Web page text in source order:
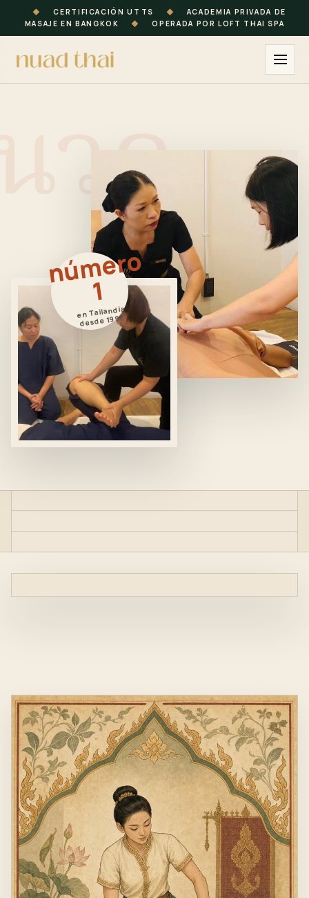
◆ CERTIFICACIÓN UTTS ◆
ACADEMIA PRIVADA DE
MASAJE EN BANGKOK
◆ OPERADA POR LOFT THAI SPA
วด
n
ú
m
e
r
o
1
en Tailandia
desde 1998